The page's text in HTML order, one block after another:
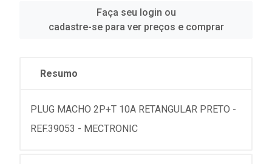
Faça seu login ou
cadastre-se para ver preços e comprar
Resumo
PLUG MACHO 2P+T 10A RETANGULAR PRETO -
REF.39053 - MECTRONIC